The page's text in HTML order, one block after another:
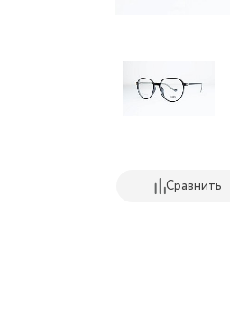
Сравнить